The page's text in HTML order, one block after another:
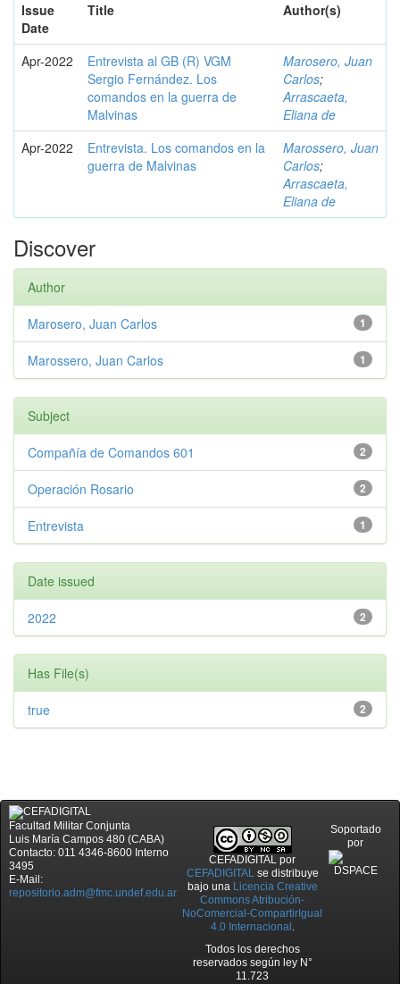
Issue
Date
Title Author(s)
Apr-2022
Entrevista al GB (R) VGM
Sergio Fernández. Los
comandos en la guerra de
Malvinas
Marosero, Juan
Carlos;
Arrascaeta,
Eliana de
Apr-2022
Entrevista. Los comandos en la
guerra de Malvinas
Marossero, Juan
Carlos;
Arrascaeta,
Eliana de
Discover
Author
1
Marosero, Juan Carlos
1
Marossero, Juan Carlos
Subject
2
Compañía de Comandos 601
2
Operación Rosario
1
Entrevista
Date issued
2
2022
Has File(s)
2
true
Facultad Militar Conjunta
Luis María Campos 480 (CABA)
Contacto: 011 4346-8600 Interno
3495
E-Mail:
repositorio.adm@fmc.undef.edu.ar
CEFADIGITAL por
CEFADIGITALse distribuye
bajo una Licencia Creative
Commons Atribución-
NoComercial-CompartirIgual
4.0 Internacional .
Todos los derechos
reservados según ley N°
11.723
Soportado
por